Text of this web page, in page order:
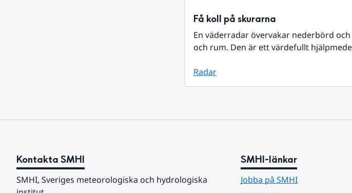
Få koll på skurarna
En väderradar övervakar nederbörd
och rum. Den är ett värdefullt
Radar
Kontakta SMHI
SMHI, Sveriges meteorologiska och hydrologiska
SMHI-länkar
Jobba på SMHI